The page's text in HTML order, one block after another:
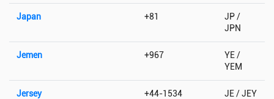
Japan +81
JP /
JPN
Jemen +967
YE /
YEM
Jersey +44-1534 JE / JEY